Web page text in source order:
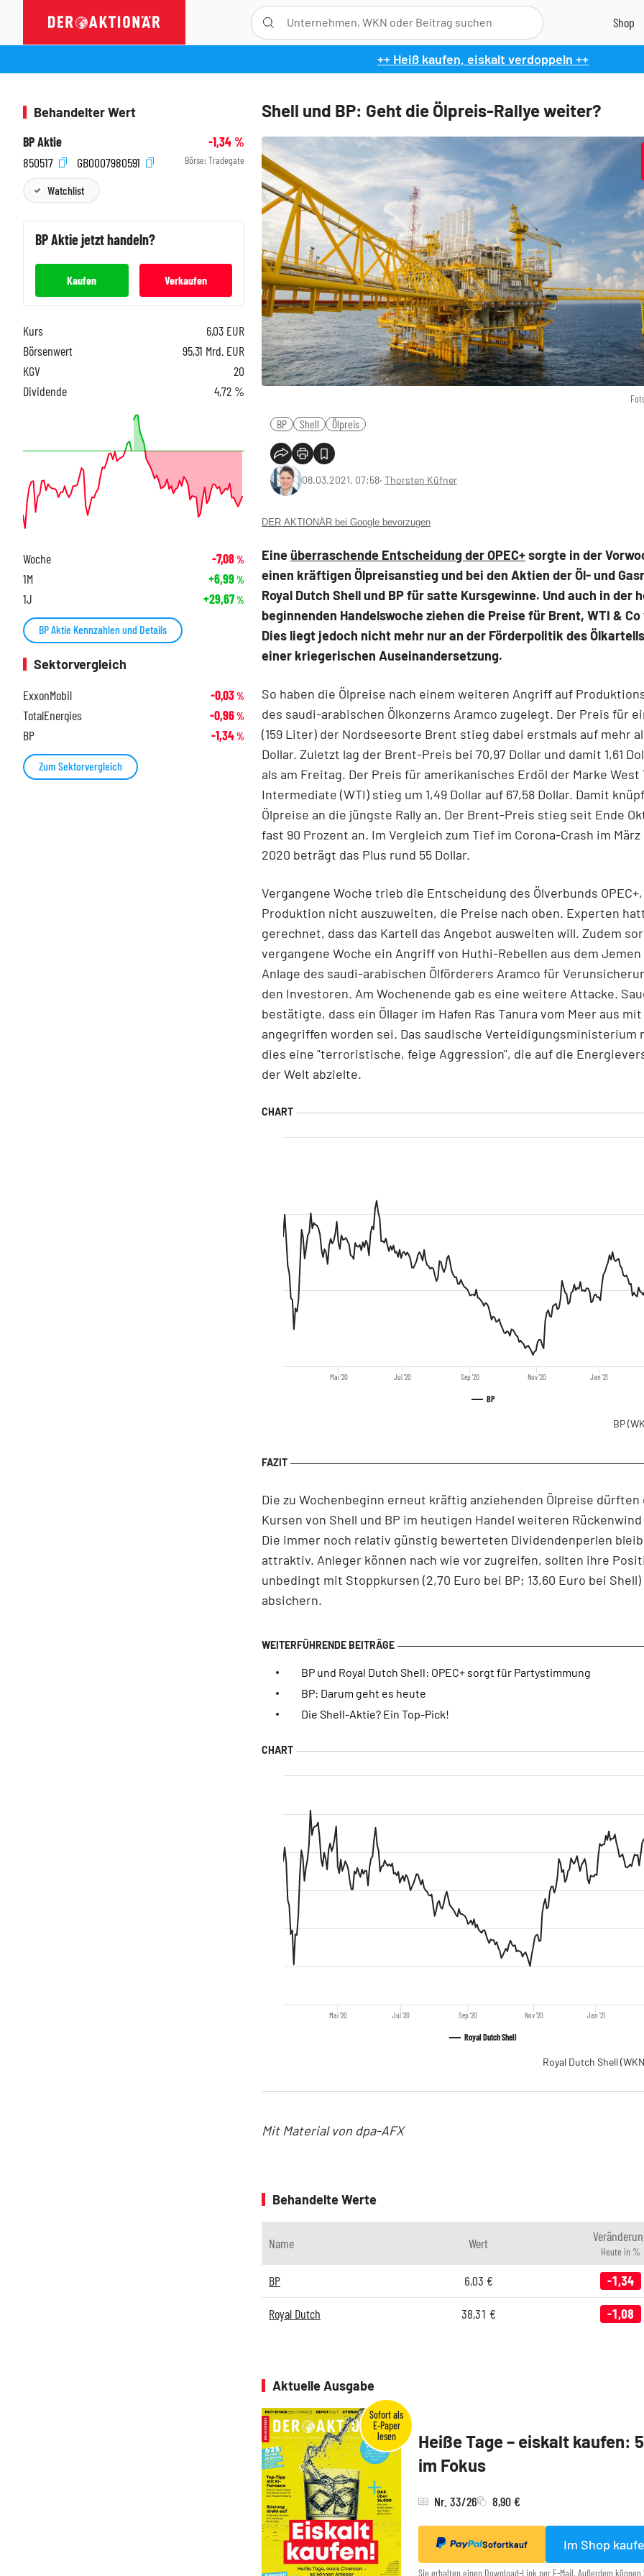
++ Heiß kaufen, eiskalt verdoppeln ++
Shell und BP: Geht die Ölpreis-Rallye weiter?
BP Shell Ölpreis
08.03.2021, 07:58‧ Thorsten Küfner
DER AKTIONÄR bei Google bevorzugen
Eineüberraschende Entscheidung der OPEC+sorgte in der
einen kräftigen Ölpreisanstieg und bei den Aktien der Öl- und
Royal Dutch Shell und BP für satte Kursgewinne. Und auch in der
beginnenden Handelswoche ziehen die Preise für Brent, WTI &
Dies liegt jedoch nicht mehr nur an der Förderpolitik des
einer kriegerischen Auseinandersetzung.
So haben die Ölpreise nach einem weiteren Angriff auf
des saudi-arabischen Ölkonzerns Aramco zugelegt. Der Preis für
(159 Liter) der Nordseesorte Brent stieg dabei erstmals auf mehr
Dollar. Zuletzt lag der Brent-Preis bei 70,97 Dollar und damit 1,61
als am Freitag. Der Preis für amerikanisches Erdöl der Marke West
Intermediate (WTI) stieg um 1,49 Dollar auf 67,58 Dollar. Damit
Ölpreise an die jüngste Rally an. Der Brent-Preis stieg seit Ende
fast 90 Prozent an. Im Vergleich zum Tief im Corona-Crash im
2020 beträgt das Plus rund 55 Dollar.
Vergangene Woche trieb die Entscheidung des Ölverbunds
Produktion nicht auszuweiten, die Preise nach oben. Experten
gerechnet, dass das Kartell das Angebot ausweiten will. Zudem
vergangene Woche ein Angriff von Huthi-Rebellen aus dem Jemen
Anlage des saudi-arabischen Ölförderers Aramco für
den Investoren. Am Wochenende gab es eine weitere Attacke.
bestätigte, dass ein Öllager im Hafen Ras Tanura vom Meer aus
angegriffen worden sei. Das saudische Verteidigungsministerium
dies eine "terroristische, feige Aggression", die auf die
der Welt abzielte.
BP
Mai '20 Jul '20 Sep '20 Nov '20 Jan '21
BP
Die zu Wochenbeginn erneut kräftig anziehenden Ölpreise dürften
Kursen von Shell und BP im heutigen Handel weiteren
Die immer noch relativ günstig bewerteten Dividendenperlen
attraktiv. Anleger können nach wie vor zugreifen, sollten ihre
unbedingt mit Stoppkursen (2,70 Euro bei BP; 13,60 Euro bei Shell)
absichern.
BP und Royal Dutch Shell: OPEC+ sorgt für Partystimmung
BP: Darum geht es heute
Die Shell-Aktie? Ein Top-Pick!
Royal Dutch Shell
Mai '20 Jul '20 Sep '20 Nov '20 Jan '21
Royal Dutch Shell
Mit Material von dpa-AFX
Behandelte Werte
Name Wert
Heute in %
BP 6,03 € -1,34
Royal Dutch 38,31 € -1,08
Aktuelle Ausgabe
Heiße Tage – eiskalt kaufen:
im Fokus
Nr. 33/26 8,90 €
Sofortkauf Im Shop
Sie erhalten einen Download-Link per E-Mail. Außerdem
Behandelter Wert
BP Aktie
-1,34%
850517
GB0007980591 Börse: Tradegate
Watchlist
BPAktie jetzt handeln?
Kaufen Verkaufen
Kurs 6,03 EUR
Börsenwert
95,31 Mrd. EUR
KGV
20
Dividende
4,72 %
Woche -7,08%
1M +6,99%
1J +29,67%
BP Aktie Kennzahlen und Details
Sektorvergleich
ExxonMobil
-0,03%
TotalEnergies -0,96%
BP -1,34%
Zum Sektorvergleich